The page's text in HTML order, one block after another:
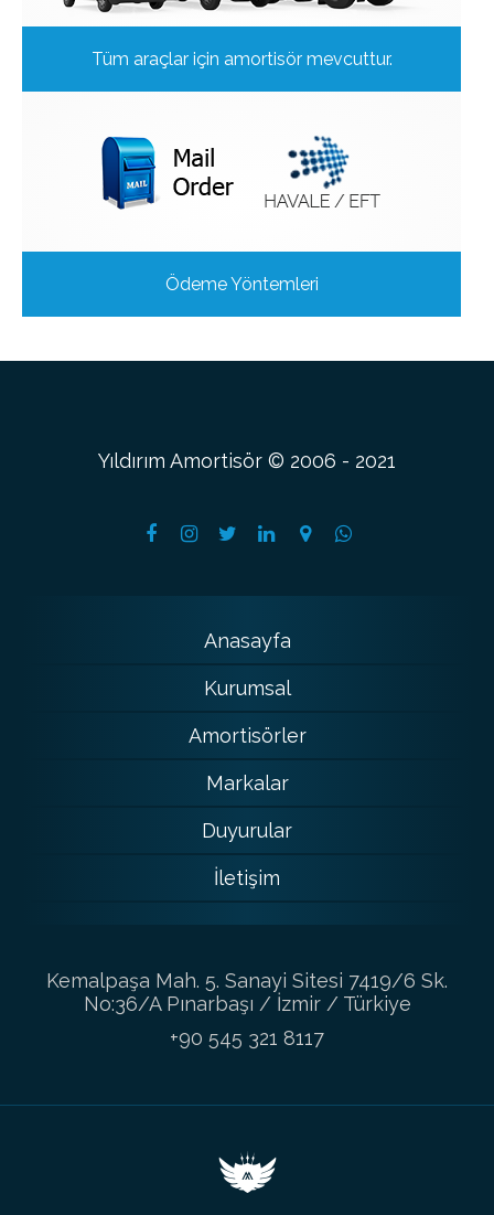
Tüm araçlar için amortisör mevcuttur.
Ödeme Yöntemleri
Yıldırım Amortisör © 2006 - 2021
Anasayfa
Kurumsal
Amortisörler
Markalar
Duyurular
İletişim
Kemalpaşa Mah. 5. Sanayi Sitesi 7419/6 Sk.
No:36/A Pınarbaşı / İzmir / Türkiye
+90 545 321 8117